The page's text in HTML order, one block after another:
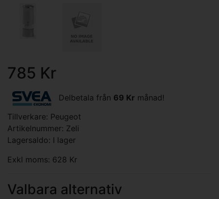
785 Kr
Delbetala från 69 Kr månad!
Tillverkare: Peugeot
Artikelnummer: Zeli
Lagersaldo: I lager
Exkl moms: 628 Kr
Valbara alternativ